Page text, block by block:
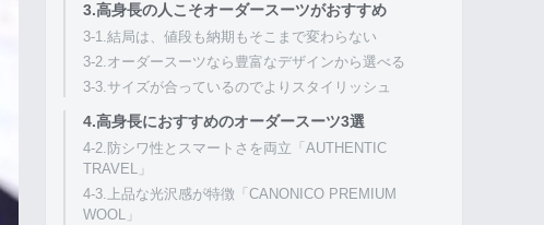
3.高身長の人こそオーダースーツがおすすめ
3-1.結局は、値段も納期もそこまで変わらない
3-2.オーダースーツなら豊富なデザインから選べる
3-3.サイズが合っているのでよりスタイリッシュ
4.高身長におすすめのオーダースーツ3選
4-2.防シワ性とスマートさを両立「AUTHENTIC
TRAVEL」
4-3.上品な光沢感が特徴「CANONICO PREMIUM
WOOL」